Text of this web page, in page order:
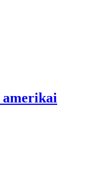
amerikai